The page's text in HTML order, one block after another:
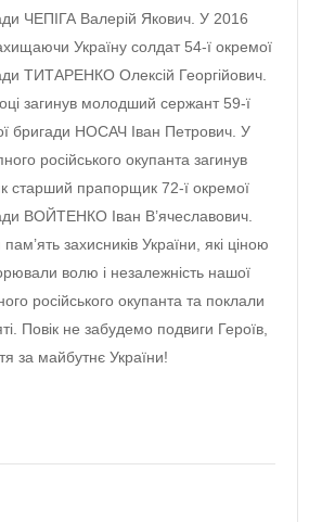
ЧЕПІГА Валерій Якович. У 2016
Україну солдат 54-ї окремої
ТИТАРЕНКО Олексій Георгійович.
загинув молодший сержант 59-ї
бригади НОСАЧ Іван Петрович. У
російського окупанта загинув
старший прапорщик 72-ї окремої
ВОЙТЕНКО Іван В’ячеславович.
захисників України, які ціною
волю і незалежність нашої
російського окупанта та поклали
Повік не забудемо подвиги Героїв,
за майбутнє України!